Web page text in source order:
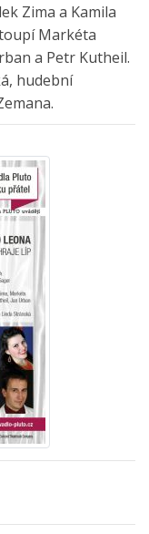
Zima a Kamila
Markéta
a Petr Kutheil.
hudební